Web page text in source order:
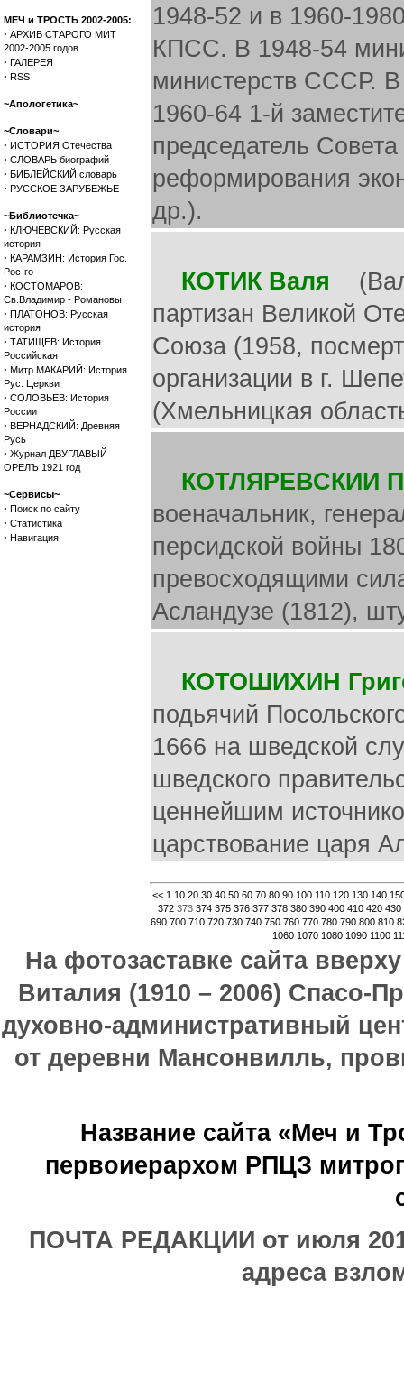
МЕЧ и ТРОСТЬ 2002-2005:
· АРХИВ СТАРОГО МИТ
2002-2005 годов
· ГАЛЕРЕЯ
· RSS
~Апологетика~
~Словари~
· ИСТОРИЯ Отечества
· СЛОВАРЬ биографий
· БИБЛЕЙСКИЙ словарь
· РУССКОЕ ЗАРУБЕЖЬЕ
~Библиотечка~
· КЛЮЧЕВСКИЙ: Русская
история
· КАРАМЗИН: История Гос.
Рос-го
· КОСТОМАРОВ:
Св.Владимир - Романовы
· ПЛАТОНОВ: Русская
история
· ТАТИЩЕВ: История
Российская
· Митр.МАКАРИЙ: История
Рус. Церкви
· СОЛОВЬЕВ: История
России
· ВЕРНАДСКИЙ: Древняя
Русь
· Журнал ДВУГЛАВЫЙ
ОРЕЛЪ 1921 год
~Сервисы~
· Поиск по сайту
· Статистика
· Навигация
1948-52 и в 1960-
КПСС. В 1948-54
министерств СССР.
1960-64 1-й
председатель
реформирования
др.).
КОТИК Валя
партизан Великой
Союза (1958,
организации в г.
(Хмельницкая
КОТЛЯРЕВСКИИ
военачальник,
персидской войны
превосходящими
Асландузе (1812),
КОТОШИХИН
подьячий
1666 на шведской
шведского
ценнейшим
царствование царя
<< 1 10 20 30 40 50 60 70 80 90 100 110 120 130 140
372373 374 375 376 377 378 380 390 400 410 420 430
690 700 710 720 730 740 750 760 770 780 790 800 810
1060 1070 1080 1090 1100
На фотозаставке сайта
Виталия (1910 – 2006) Спасо-
духовно-административный
от деревни Мансонвилль,
Название сайта «Меч и
первоиерархом РПЦЗ
ПОЧТА РЕДАКЦИИ от июля
адреса